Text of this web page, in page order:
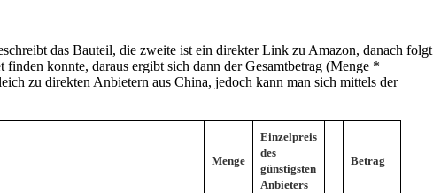
das Bauteil, die zweite ist ein direkter Link zu Amazon, danach folgt
finden konnte, daraus ergibt sich dann der Gesamtbetrag (Menge *
zu direkten Anbietern aus China, jedoch kann man sich mittels der
Menge
Einzelpreis
des
günstigsten
Anbieters
Betrag